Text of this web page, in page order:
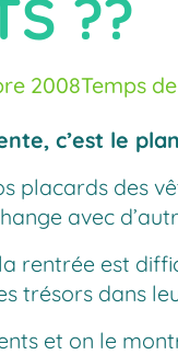
??
2008Temps
c’est le
placards des
avec
rentrée est
trésors dans
et on le